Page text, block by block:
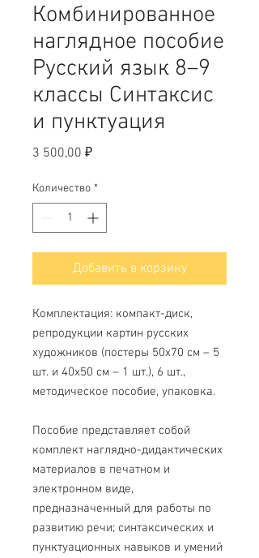
Комбинированное
наглядное пособие
Русский язык 8–9
классы Синтаксис
и пунктуация
3 500,00 ₽Цена
Количество *
Добавить в корзину
Комплектация: компакт-диск,
репродукции картин русских
художников (постеры 50х70 см – 5
шт. и 40х50 см – 1 шт.), 6 шт.,
методическое пособие, упаковка.
Пособие представляет собой
комплект наглядно-дидактических
материалов в печатном и
электронном виде,
предназначенный для работы по
развитию речи; синтаксических и
пунктуационных навыков и умений